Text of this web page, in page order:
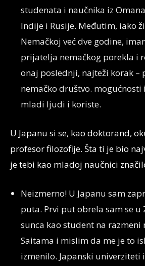
studenata i naučnika iz
Indije i Rusije. Međutim, iako
Nemačkoj već dve godine,
prijatelja nemačkog porekla i
onaj poslednji, najteži korak –
nemačko društvo.
mladi ljudi i koriste.
U Japanu si se, kao doktorand,
profesor filozofije. Šta ti je bio
je tebi kao mladoj naučnici
Neizmerno! U Japanu sam
puta. Prvi put obrela sam se u
sunca kao student na razmeni
Saitama i mislim da me je to
izmenilo. Japanski univerziteti